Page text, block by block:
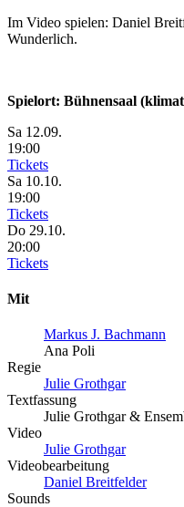
Im Video spielen: Daniel
Wunderlich.
Spielort: Bühnensaal
Sa 12.09.
19:00
Tickets
Sa 10.10.
19:00
Tickets
Do 29.10.
20:00
Tickets
Mit
Markus J. Bachmann
Ana Poli
Regie
Julie Grothgar
Textfassung
Julie Grothgar &
Video
Julie Grothgar
Videobearbeitung
Daniel Breitfelder
Sounds